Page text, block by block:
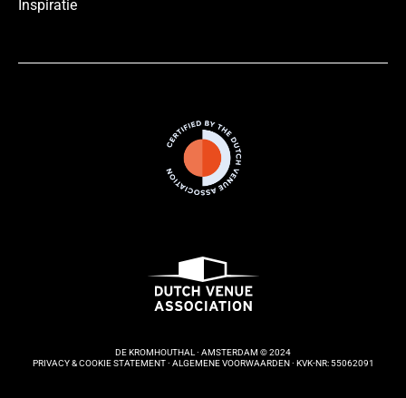
Inspiratie
DE KROMHOUTHAL · AMSTERDAM © 2024
PRIVACY & COOKIE STATEMENT · ALGEMENE VOORWAARDEN· KVK-NR: 55062091